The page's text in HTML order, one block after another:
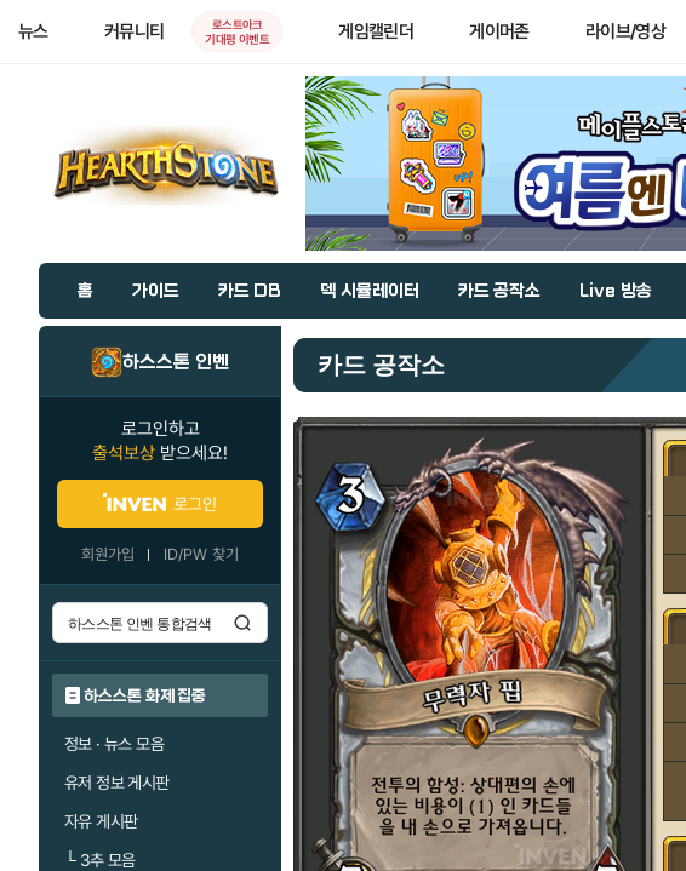
뉴스 커뮤니티
로스트아크
기대평 이벤트
게임캘린더 게이머존 라이브/영상
홈 가이드 카드 DB 덱 시뮬레이터 카드 공작소 Live 방송
하스스톤 인벤
로그인하고
출석보상 받으세요!
로그인
회원가입 ID/PW 찾기
하스스톤 화제 집중
정보 · 뉴스 모음
유저 정보 게시판
자유 게시판
└3추 모음
카드 공작소